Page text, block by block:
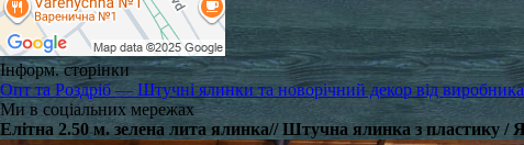
Інформ. сторінки
Опт та Роздріб — Штучні ялинки та новорічний декор від виробника
Ми в соціальних мережах
Елітна 2.50 м. зелена лита ялинка// Штучна ялинка з пластику /